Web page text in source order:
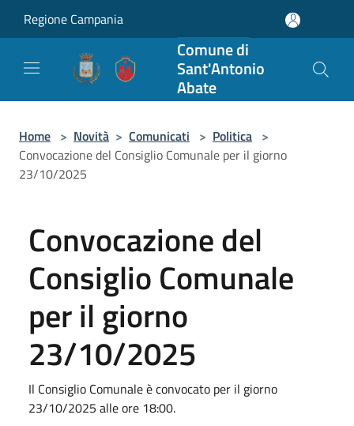
Regione Campania
Comune di
Sant'Antonio
Abate
Home > Novità > Comunicati > Politica >
Convocazione del Consiglio Comunale per il giorno
23/10/2025
Convocazione del
Consiglio Comunale
per il giorno
23/10/2025
Il Consiglio Comunale è convocato per il giorno
23/10/2025 alle ore 18:00.